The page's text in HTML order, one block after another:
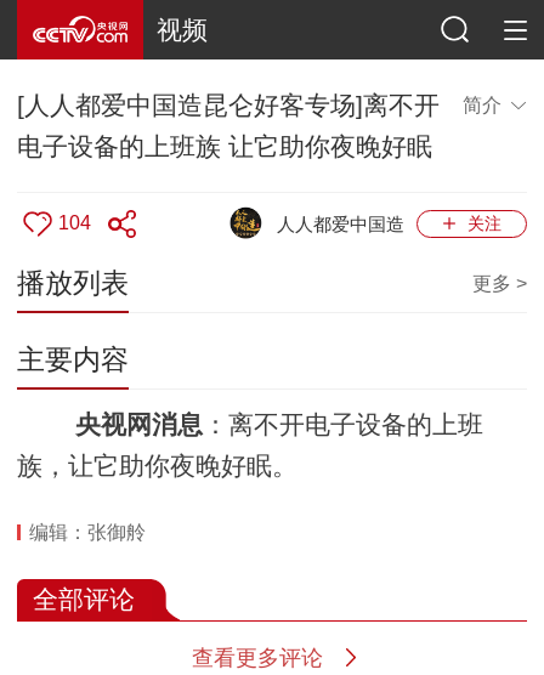
视频
[人人都爱中国造昆仑好客专场]离不开
电子设备的上班族 让它助你夜晚好眠
简介
104 关注
人人都爱中国造
播放列表 更多 >
主要内容
央视网消息 ：离不开电子设备的上班
族，让它助你夜晚好眠。
编辑：张御舲
全部评论
查看更多评论